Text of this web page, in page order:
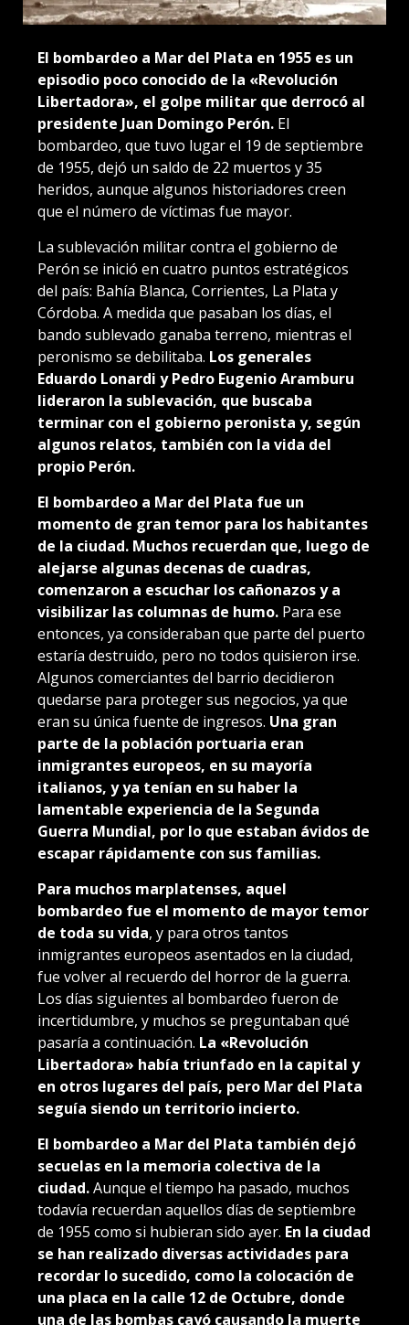
El bombardeo a Mar del Plata en 1955 es un
episodio poco conocido de la «Revolución
Libertadora», el golpe militar que derrocó al
presidente Juan Domingo Perón. El
bombardeo, que tuvo lugar el 19 de septiembre
de 1955, dejó un saldo de 22 muertos y 35
heridos, aunque algunos historiadores creen
que el número de víctimas fue mayor.
La sublevación militar contra el gobierno de
Perón se inició en cuatro puntos estratégicos
del país: Bahía Blanca, Corrientes, La Plata y
Córdoba. A medida que pasaban los días, el
bando sublevado ganaba terreno, mientras el
peronismo se debilitaba. Los generales
Eduardo Lonardi y Pedro Eugenio Aramburu
lideraron la sublevación, que buscaba
terminar con el gobierno peronista y, según
algunos relatos, también con la vida del
propio Perón.
El bombardeo a Mar del Plata fue un
momento de gran temor para los habitantes
de la ciudad. Muchos recuerdan que, luego de
alejarse algunas decenas de cuadras,
comenzaron a escuchar los cañonazos y a
visibilizar las columnas de humo. Para ese
entonces, ya consideraban que parte del puerto
estaría destruido, pero no todos quisieron irse.
Algunos comerciantes del barrio decidieron
quedarse para proteger sus negocios, ya que
eran su única fuente de ingresos. Una gran
parte de la población portuaria eran
inmigrantes europeos, en su mayoría
italianos, y ya tenían en su haber la
lamentable experiencia de la Segunda
Guerra Mundial, por lo que estaban ávidos de
escapar rápidamente con sus familias.
Para muchos marplatenses, aquel
bombardeo fue el momento de mayor temor
de toda su vida, y para otros tantos
inmigrantes europeos asentados en la ciudad,
fue volver al recuerdo del horror de la guerra.
Los días siguientes al bombardeo fueron de
incertidumbre, y muchos se preguntaban qué
pasaría a continuación. La «Revolución
Libertadora» había triunfado en la capital y
en otros lugares del país, pero Mar del Plata
seguía siendo un territorio incierto.
El bombardeo a Mar del Plata también dejó
secuelas en la memoria colectiva de la
ciudad.Aunque el tiempo ha pasado, muchos
todavía recuerdan aquellos días de septiembre
de 1955 como si hubieran sido ayer. En la ciudad
se han realizado diversas actividades para
recordar lo sucedido, como la colocación de
una placa en la calle 12 de Octubre, donde
una de las bombas cayó causando la muerte